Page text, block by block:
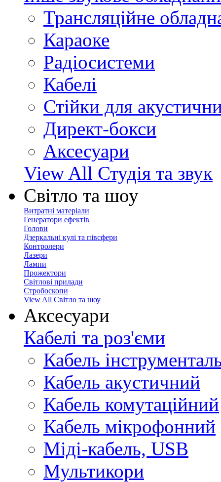
Трансляційне
Караоке
Радіосистеми
Кабелі
Стійки для
Директ-бокси
Аксесуари
View All Студія та звук
Світло та шоу
Витратні матеріали
Генератори ефектів
Голови
Дзеркальні кулі та півсфери
Контролери
Лазери
Лампи
Прожектори
Світлові прилади
Стробоскопи
View All Світло та шоу
Аксесуари
Кабелі та роз'єми
Кабель
Кабель акустичний
Кабель комутаційний
Кабель мікрофонний
Міді-кабель, USB
Мультикори